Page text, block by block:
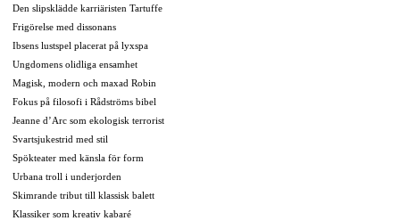
Den slipsklädde karriäristen Tartuffe
Frigörelse med dissonans
Ibsens lustspel placerat på lyxspa
Ungdomens olidliga ensamhet
Magisk, modern och maxad Robin
Fokus på filosofi i Rådströms bibel
Jeanne d’Arc som ekologisk terrorist
Svartsjukestrid med stil
Spökteater med känsla för form
Urbana troll i underjorden
Skimrande tribut till klassisk balett
Klassiker som kreativ kabaré